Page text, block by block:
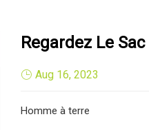
Regardez Le
Aug 16, 2023
Homme à terre